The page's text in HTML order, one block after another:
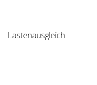
Lastenausgleich